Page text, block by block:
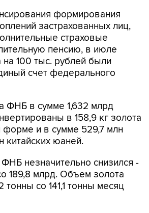
формирования
застрахованных лиц,
страховые
пенсию, в июле
100 тыс. рублей были
счет федерального
ФНБ в сумме 1,632 млрд
в 158,9 кг золота
форме и в сумме 529,7 млн
китайских юаней.
незначительно снизился -
189,8 млрд. Объем золота
тонны со 141,1 тонны месяц